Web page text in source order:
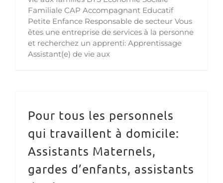
Familiale CAP Accompagnant Educatif
Petite Enfance Responsable de secteur Vous
êtes une entreprise de services à la personne
et recherchez un apprenti: Apprentissage
Assistant(e) de vie aux
Pour tous les personnels
qui travaillent à domicile:
Assistants Maternels,
gardes d’enfants, assistants